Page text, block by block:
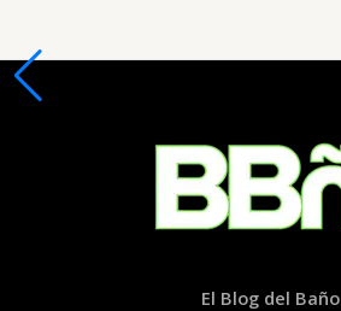
El Blog del Baño